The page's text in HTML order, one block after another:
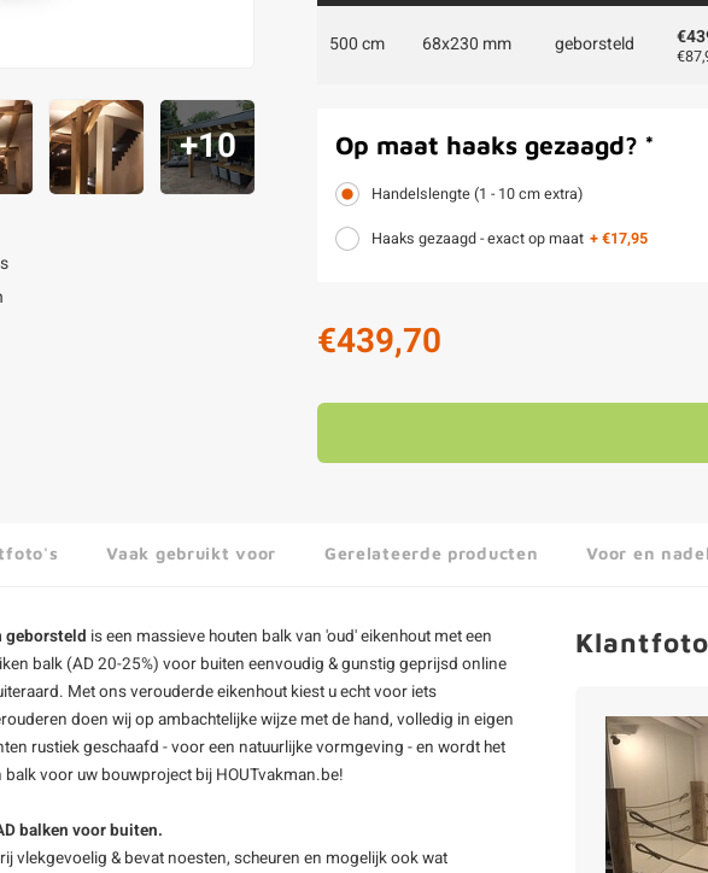
+10
500 cm 68x230 mm geborsteld
Op maat haaks gezaagd? *
Handelslengte (1 - 10 cm extra)
Haaks gezaagd - exact op maat + €17,95
€439,70
Vaak gebruikt voor Gerelateerde producten Voor en
geborsteld is een massieve houten balk van 'oud' eikenhout met een
balk(AD 20-25%) voor buiten eenvoudig & gunstig geprijsd online
Met ons verouderde eikenhout kiest u echt voor iets
doen wij op ambachtelijke wijze met de hand, volledig in eigen
rustiek geschaafd - voor een natuurlijke vormgeving - en wordt het
voor uw bouwproject bij HOUTvakman.be!
balken voor buiten.
vlekgevoelig & bevat noesten, scheuren en mogelijk ook wat